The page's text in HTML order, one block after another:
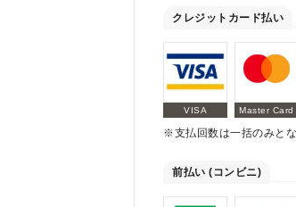
クレジットカード払い
VISA Master Card
※支払回数は一括のみとな
前払い (コンビニ)